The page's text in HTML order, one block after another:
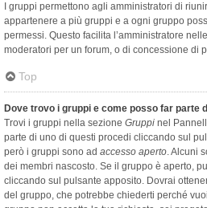
I gruppi permettono agli amministratori di
appartenere a più gruppi e a ogni gruppo
permessi. Questo facilita l’amministratore
moderatori per un forum, o di concessione di
Top
Dove trovo i gruppi e come posso far parte
Trovi i gruppi nella sezione Gruppi nel
parte di uno di questi procedi cliccando sul
però i gruppi sono ad accesso aperto. Alcuni
dei membri nascosto. Se il gruppo è aperto,
cliccando sul pulsante apposito. Dovrai
del gruppo, che potrebbe chiederti perché